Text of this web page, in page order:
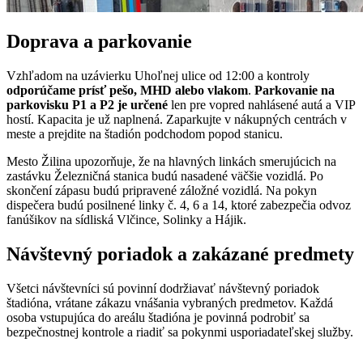
Doprava a parkovanie
Vzhľadom na uzávierku Uhoľnej ulice od 12:00 a kontroly
odporúčame prísť pešo, MHD alebo vlakom. Parkovanie na
parkovisku P1 a P2 je určené len pre vopred nahlásené autá a VIP
hostí. Kapacita je už naplnená. Zaparkujte v nákupných centrách v
meste a prejdite na štadión podchodom popod stanicu.
Mesto Žilina upozorňuje, že na hlavných linkách smerujúcich na
zastávku Železničná stanica budú nasadené väčšie vozidlá. Po
skončení zápasu budú pripravené záložné vozidlá. Na pokyn
dispečera budú posilnené linky č. 4, 6 a 14, ktoré zabezpečia odvoz
fanúšikov na sídliská Vlčince, Solinky a Hájik.
Návštevný poriadok a zakázané predmety
Všetci návštevníci sú povinní dodržiavať návštevný poriadok
štadióna, vrátane zákazu vnášania vybraných predmetov. Každá
osoba vstupujúca do areálu štadióna je povinná podrobiť sa
bezpečnostnej kontrole a riadiť sa pokynmi usporiadateľskej služby.